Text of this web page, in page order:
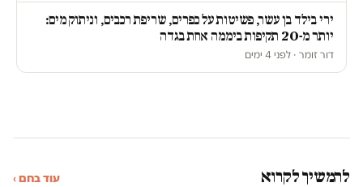
ירי בילד בן עשר, פשיטות על כפרים, שריפת רכבים, וניתוק מים:
יותר מ-20 תקיפות ביממה אחת בגדה
דור זומר · לפני 4 ימים
להמשיך לקרוא עוד בחם ›